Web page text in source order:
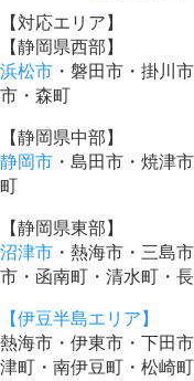
【対応エリア】
【静岡県西部】
浜松市 ・磐田市・掛川
市・森町
【静岡県中部】
静岡市 ・島田市・焼津
町
【静岡県東部】
沼津市 ・熱海市・三島市
市・函南町・清水町・
【伊豆半島エリア】
熱海市・伊東市・下田
津町・南伊豆町・松崎